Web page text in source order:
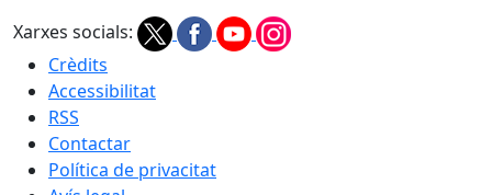
Xarxes socials:
Crèdits
Accessibilitat
RSS
Contactar
Política de privacitat